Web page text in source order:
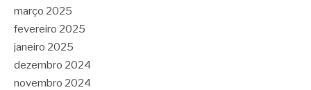
março 2025
fevereiro 2025
janeiro 2025
dezembro 2024
novembro 2024